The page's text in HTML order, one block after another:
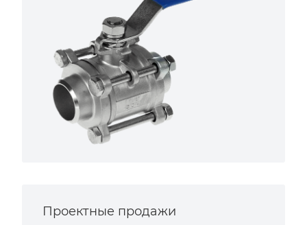
Проектные продажи